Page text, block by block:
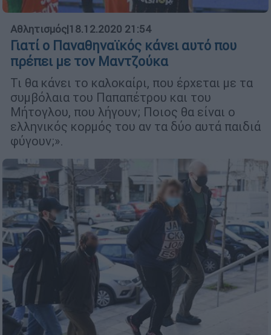
Αθλητισμός|18.12.2020 21:54
Γιατί ο Παναθηναϊκός κάνει αυτό που
πρέπει με τον Μαντζούκα
Τι θα κάνει το καλοκαίρι, που έρχεται με τα
συμβόλαια του Παπαπέτρου και του
Μήτογλου, που λήγουν; Ποιος θα είναι ο
ελληνικός κορμός του αν τα δύο αυτά παιδιά
φύγουν;».